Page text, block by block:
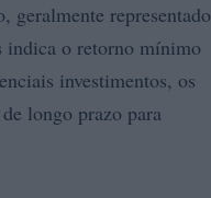
geralmente representado
indica o retorno mínimo
investimentos, os
longo prazo para